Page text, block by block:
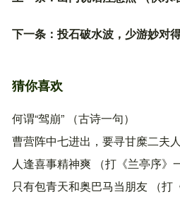
下一条： 投石破水波，少游妙对
猜你喜欢
何谓“驾崩” （古诗一句）
曹营阵中七进出，要寻甘糜二夫
人逢喜事精神爽 （打《兰亭序》
只有包青天和奥巴马当朋友 （打